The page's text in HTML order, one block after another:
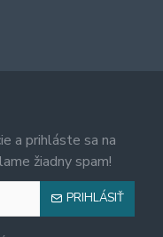
a prihláste sa na
žiadny spam!
PRIHLÁSIŤ